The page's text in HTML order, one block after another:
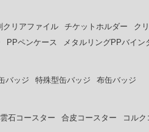
クリアファイル チケットホルダー ク
PPペンケース メタルリングPPバイン
バッジ 特殊型缶バッジ 布缶バッジ
石コースター 合皮コースター コルク